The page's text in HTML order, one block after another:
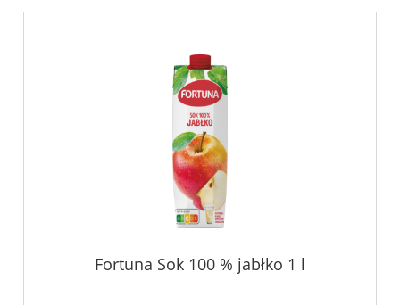
Fortuna Sok 100 % jabłko 1 l